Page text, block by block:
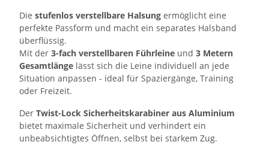
Die stufenlos verstellbare Halsung ermöglicht eine
perfekte Passform und macht ein separates Halsband
überflüssig.
Mit der 3-fach verstellbaren Führleine und 3 Metern
Gesamtlänge lässt sich die Leine individuell an jede
Situation anpassen - ideal für Spaziergänge, Training
oder Freizeit.
Der Twist-Lock Sicherheitskarabiner aus Aluminium
bietet maximale Sicherheit und verhindert ein
unbeabsichtigtes Öffnen, selbst bei starkem Zug.